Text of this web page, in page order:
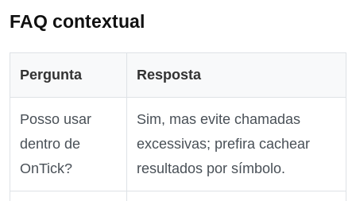
FAQ contextual
Pergunta Resposta
Posso usar
dentro de
OnTick?
Sim, mas evite chamadas
excessivas; prefira cachear
resultados por símbolo.